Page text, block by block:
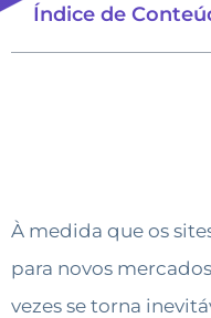
Índice de
À medida que os
para novos
vezes se torna